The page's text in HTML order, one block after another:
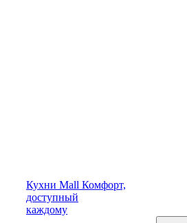
Кухни Mall Комфорт,
доступный
каждому